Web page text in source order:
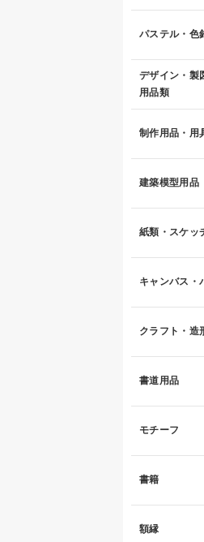
パステル・色
デザイン・製
用品類
制作用品・用
建築模型用品
紙類・スケッ
キャンバス・
クラフト・造
書道用品
モチーフ
書籍
額縁